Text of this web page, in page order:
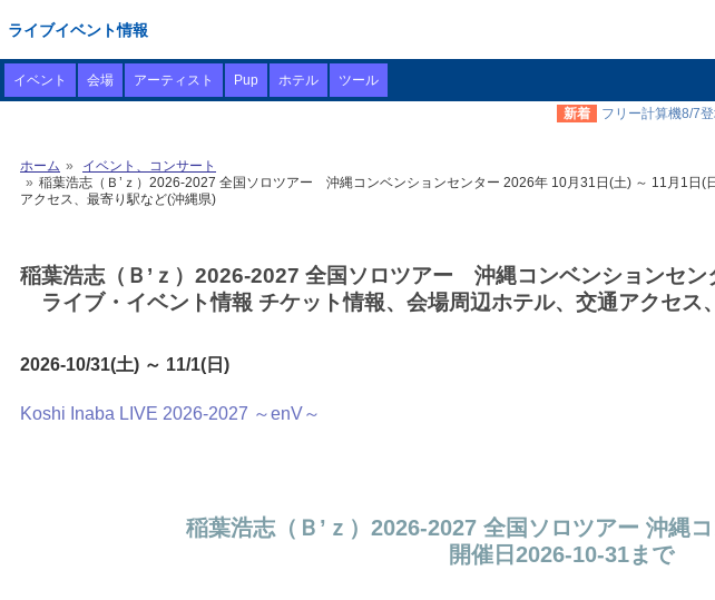
ライブイベント情報
イベント 会場 アーティスト Pup ホテル ツール
新着 フリー計算機8/7
ホーム
イベント、コンサート
稲葉浩志（Ｂ’ｚ）2026-2027 全国ソロツアー 沖縄コンベンションセンター 2026年 10月31日(土) ～ 11月1日
アクセス、最寄り駅など(沖縄県)
稲葉浩志（Ｂ’ｚ）2026-2027 全国ソロツアー 沖縄コンベンションセ
ライブ・イベント情報 チケット情報、会場周辺ホテル、交通アクセス
2026-10/31(土) ～ 11/1(日)
Koshi Inaba LIVE 2026-2027 ～enV～
稲葉浩志（Ｂ’ｚ）2026-2027 全国ソロツアー 沖縄
開催日2026-10-31まで